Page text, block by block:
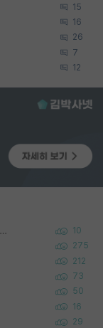
15
16
26
7
12
Korea University 수학, 컴퓨터과학 이학사, UC Berkeley 산업공학 대학원 공학박사가 되는 것은 쉽지 않겠죠? 10
275
212
73
50
16
29